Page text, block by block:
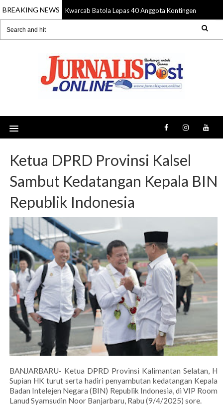
BREAKING NEWS
10 Aug 2026 Kwarcab Batola Lepas 40 Anggota Kontingen ke
Ketua DPRD Provinsi Kalsel
Sambut Kedatangan Kepala BIN
Republik Indonesia
BANJARBARU- Ketua DPRD Provinsi Kalimantan Selatan, H
Supian HK turut serta hadiri penyambutan kedatangan Kepala
Badan Intelejen Negara (BIN) Republik Indonesia, di VIP Room
Lanud Syamsudin Noor Banjarbaru, Rabu (9/4/2025) sore.